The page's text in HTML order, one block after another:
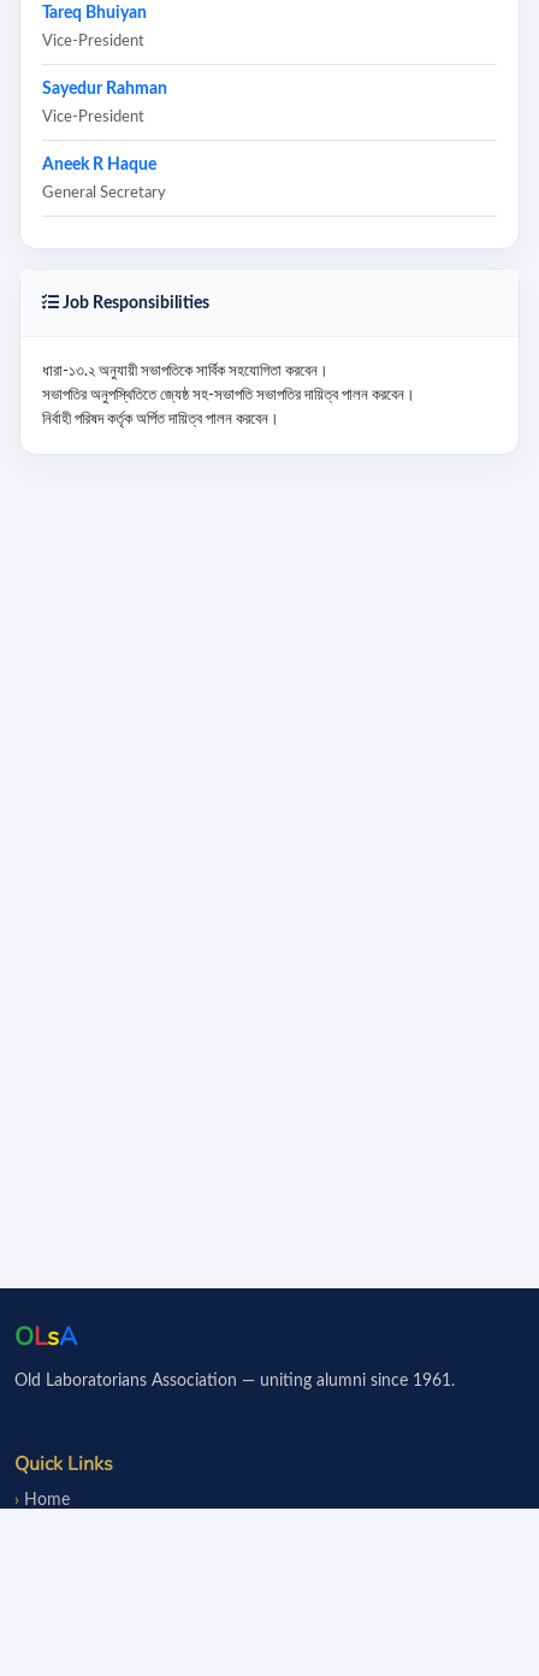
Tareq Bhuiyan
Vice-President
Sayedur Rahman
Vice-President
Aneek R Haque
General Secretary
Job Responsibilities
ধারা-১৩.২ অনুযায়ী সভাপতিকে সার্বিক সহযোগিতা করবেন।
সভাপতির অনুপস্থিতিতে জ্যেষ্ঠ সহ-সভাপতি সভাপতির দায়িত্ব পালন করবেন।
নির্বাহী পরিষদ কর্তৃক অর্পিত দায়িত্ব পালন করবেন।
OLsA
Old Laboratorians Association — uniting alumni since 1961.
Quick Links
Home